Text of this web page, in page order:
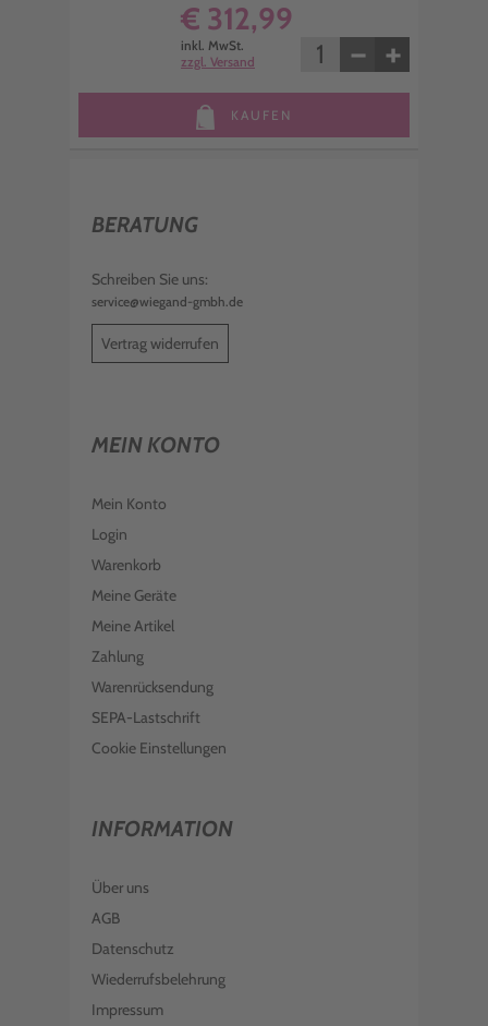
€ 312,99
inkl. MwSt.
zzgl. Versand
− +
KAUFEN
BERATUNG
Schreiben Sie uns:
service@wiegand-gmbh.de
Vertrag widerrufen
MEIN KONTO
Mein Konto
Login
Warenkorb
Meine Geräte
Meine Artikel
Zahlung
Warenrücksendung
SEPA-Lastschrift
Cookie Einstellungen
INFORMATION
Über uns
AGB
Datenschutz
Wiederrufsbelehrung
Impressum